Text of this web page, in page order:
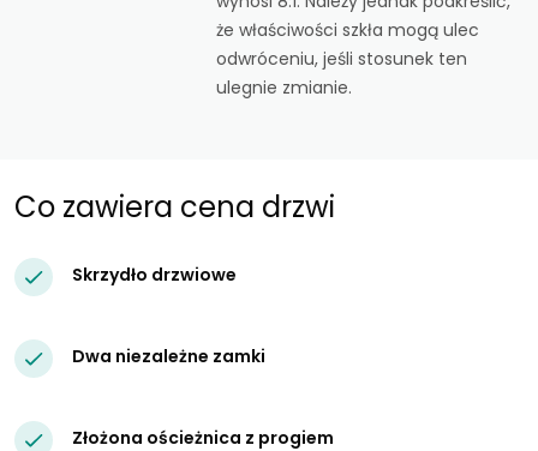
że właściwości szkła mogą ulec
odwróceniu, jeśli stosunek ten
ulegnie zmianie.
Co zawiera cena drzwi
Skrzydło drzwiowe
Dwa niezależne zamki
Złożona ościeżnica z progiem